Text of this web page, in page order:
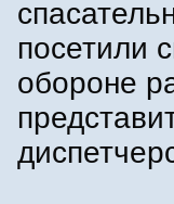
посетили
обороне